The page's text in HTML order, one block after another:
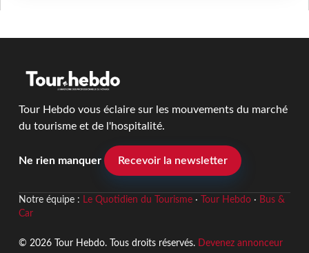
Tour Hebdo vous éclaire sur les mouvements du marché
du tourisme et de l'hospitalité.
Ne rien manquer Recevoir la newsletter
Notre équipe : Le Quotidien du Tourisme· Tour Hebdo· Bus &
Car
© 2026 Tour Hebdo. Tous droits réservés. Devenez annonceur